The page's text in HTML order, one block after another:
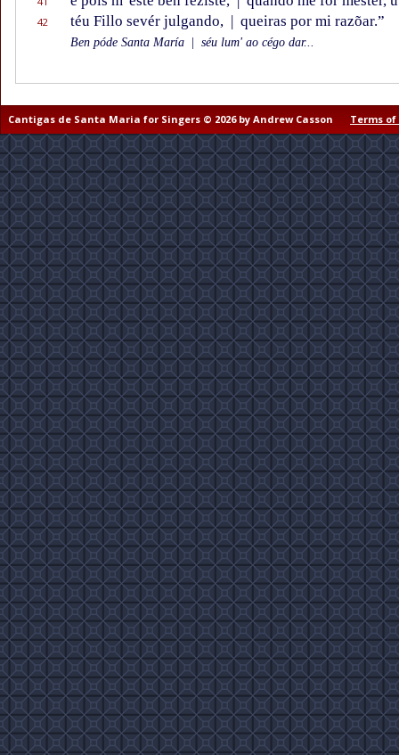
42 téu Fillo sevér julgando, | queiras por mi razõar.”
Ben póde Santa María séu lum' ao cégo dar...
Cantigas de Santa Maria for Singers © 2026 by Andrew Casson Terms of